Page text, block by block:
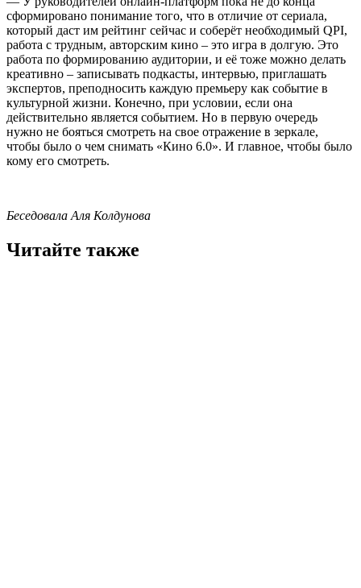
сформировано понимание того, что в отличие от сериала,
который даст им рейтинг сейчас и соберёт необходимый QPI,
работа с трудным, авторским кино – это игра в долгую. Это
работа по формированию аудитории, и её тоже можно делать
креативно – записывать подкасты, интервью, приглашать
экспертов, преподносить каждую премьеру как событие в
культурной жизни. Конечно, при условии, если она
действительно является событием. Но в первую очередь
нужно не бояться смотреть на свое отражение в зеркале,
чтобы было о чем снимать «Кино 6.0». И главное, чтобы было
кому его смотреть.
Беседовала Аля Колдунова
Читайте также